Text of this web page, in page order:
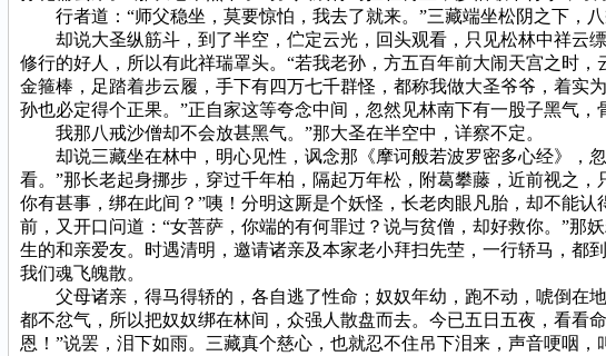
行者道：“师父稳坐，莫要惊怕，我去了就来。”三藏端坐松阴之下，八
却说大圣纵筋斗，到了半空，伫定云光，回头观看，只见松林中祥云
修行的好人，所以有此祥瑞罩头。“若我老孙，方五百年前大闹天宫之时
金箍棒，足踏着步云履，手下有四万七千群怪，都称我做大圣爷爷，着
孙也必定得个正果。”正自家这等夸念中间，忽然见林南下有一股子黑气
我那八戒沙僧却不会放甚黑气。”那大圣在半空中，详察不定。
却说三藏坐在林中，明心见性，讽念那《摩诃般若波罗密多心经》，忽
看。”那长老起身挪步，穿过千年柏，隔起万年松，附葛攀藤，近前视之
你有甚事，绑在此间？”咦！分明这厮是个妖怪，长老肉眼凡胎，却不能
前，又开口问道：“女菩萨，你端的有何罪过？说与贫僧，却好救你。”那
生的和亲爱友。时遇清明，邀请诸亲及本家老小拜扫先茔，一行轿马，
我们魂飞魄散。
父母诸亲，得马得轿的，各自逃了性命；奴奴年幼，跑不动，唬倒在
都不忿气，所以把奴奴绑在林间，众强人散盘而去。今已五日五夜，看看
恩！”说罢，泪下如雨。三藏真个慈心，也就忍不住吊下泪来，声音哽咽